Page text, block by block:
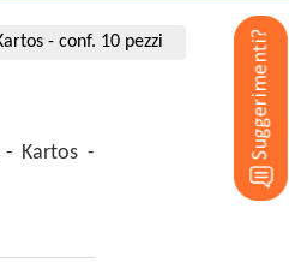
- conf. 10 pezzi
- Kartos -